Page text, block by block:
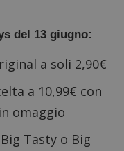
del 13 giugno:
a soli 2,90€
a 10,99€ con
omaggio
Tasty o Big